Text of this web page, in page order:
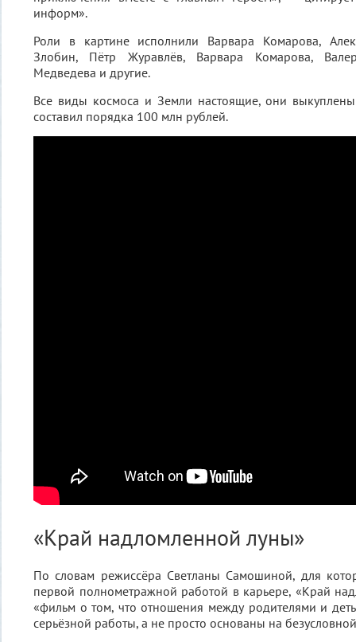
информ».
Роли в картине исполнили Варвара Комарова,
Злобин, Пётр Журавлёв, Варвара Комарова,
Медведева и другие.
Все виды космоса и Земли настоящие, они
составил порядка 100 млн рублей.
«Край надломленной луны»
По словам режиссёра Светланы Самошиной, для
первой полнометражной работой в карьере, «Край
«фильм о том, что отношения между родителями и
серьёзной работы, а не просто основаны на